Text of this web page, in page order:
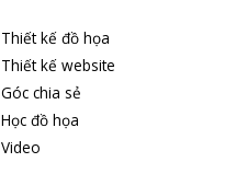
Thiết kế đồ họa
Thiết kế website
Góc chia sẻ
Học đồ họa
Video